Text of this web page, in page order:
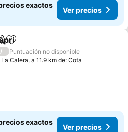
exactos
Ver precios
Agregar a favoritos
/
Puntuación no disponible
La Calera, a 11.9 km de: Cota
exactos
Ver precios